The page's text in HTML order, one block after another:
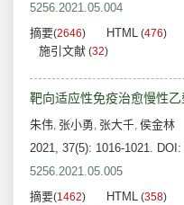
5256.2021.05.004
摘要(2646) HTML (476)
施引文献 (32)
靶向适应性免疫治愈慢性
朱伟, 张小勇, 张大千, 侯金林
2021, 37(5): 1016-1021. DOI:
5256.2021.05.005
摘要(1462) HTML (358)